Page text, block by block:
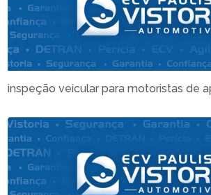
inspeção veicular para motoristas de